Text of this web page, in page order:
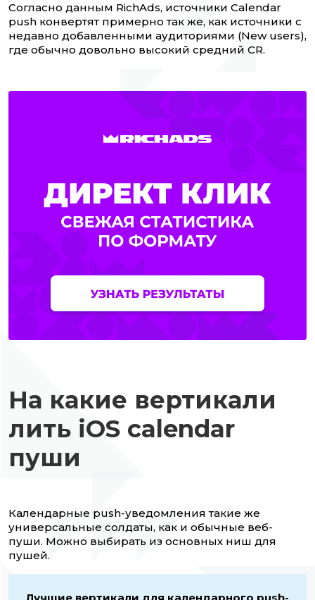
Согласно данным RichAds, источники Calendar
push конвертят примерно так же, как источники с
недавно добавленными аудиториями (New users),
где обычно довольно высокий средний CR.
На какие вертикали
лить iOS calendar
пуши
Календарные push-уведомления такие же
универсальные солдаты, как и обычные веб-
пуши. Можно выбирать из основных ниш для
пушей.
Лучшие вертикали для календарного push-